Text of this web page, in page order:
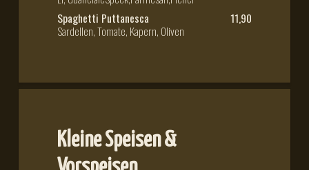
Spaghetti Puttanesca
Sardellen, Tomate, Kapern, Oliven
11,90
Kleine Speisen &